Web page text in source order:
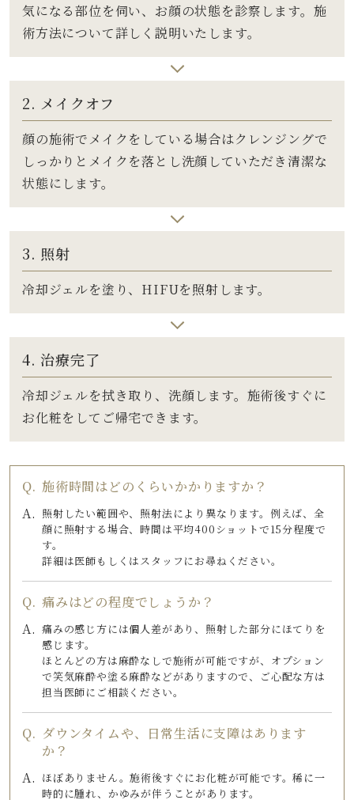
気になる部位を伺い、お顔の状態を診察します。施
術方法について詳しく説明いたします。
2. メイクオフ
顔の施術でメイクをしている場合はクレンジングで
しっかりとメイクを落とし洗顔していただき清潔な
状態にします。
3. 照射
冷却ジェルを塗り、HIFUを照射します。
4. 治療完了
冷却ジェルを拭き取り、洗顔します。施術後すぐに
お化粧をしてご帰宅できます。
施術時間はどのくらいかかりますか？
照射したい範囲や、照射法により異なります。例えば、全
顔に照射する場合、時間は平均400ショットで15分程度で
す。
詳細は医師もしくはスタッフにお尋ねください。
痛みはどの程度でしょうか？
痛みの感じ方には個人差があり、照射した部分にほてりを
感じます。
ほとんどの方は麻酔なしで施術が可能ですが、オプション
で笑気麻酔や塗る麻酔などがありますので、ご心配な方は
担当医師にご相談ください。
ダウンタイムや、日常生活に支障はあります
か？
ほぼありません。施術後すぐにお化粧が可能です。稀に一
時的に腫れ、かゆみが伴うことがあります。